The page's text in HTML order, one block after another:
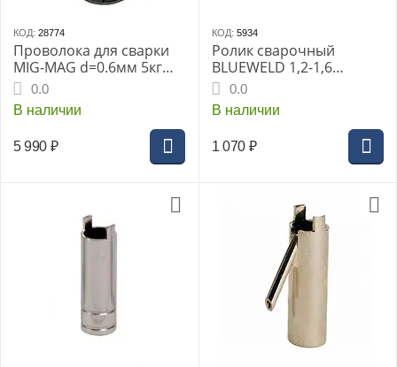
КОД: 28774
Проволока для сварки
MIG-MAG d=0.6мм 5кг
сталь омедненная
(802395)
0.0
В наличии
5 990 ₽
КОД: 5934
Ролик сварочный
BLUEWELD 1,2-1,6
ММ,СТАЛЬ
0.0
В наличии
1 070 ₽